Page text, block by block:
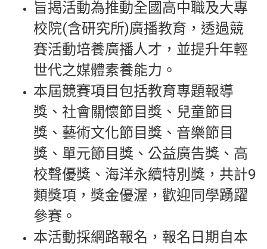
旨揭活動為推動全國高中職及大專
校院(含研究所)廣播教育，透過競
賽活動培養廣播人才，並提升年輕
世代之媒體素養能力。
本屆競賽項目包括教育專題報導
獎、社會關懷節目獎、兒童節目
獎、藝術文化節目獎、音樂節目
獎、單元節目獎、公益廣告獎、高
校聲優獎、海洋永續特別獎，共計9
類獎項，獎金優渥，歡迎同學踴躍
參賽。
本活動採網路報名，報名日期自本